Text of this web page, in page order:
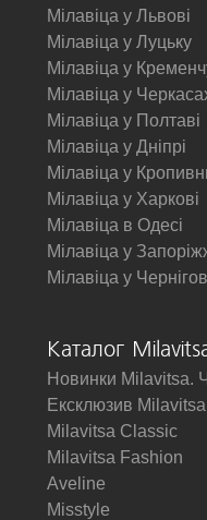
Мілавіца у Львові
Мілавіца у Луцьку
Мілавіца у
Мілавіца у
Мілавіца у Полтаві
Мілавіца у Дніпрі
Мілавіца у
Мілавіца у Харкові
Мілавіца в Одесі
Мілавіца у
Мілавіца у
Каталог
Новинки Milavitsa.
Ексклюзив Milavitsa
Milavitsa Classic
Milavitsa Fashion
Aveline
Misstyle